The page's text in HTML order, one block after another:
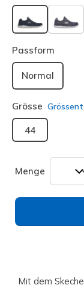
ausgewählt
Passform
Normal
Grösse
44
Menge
Mit dem